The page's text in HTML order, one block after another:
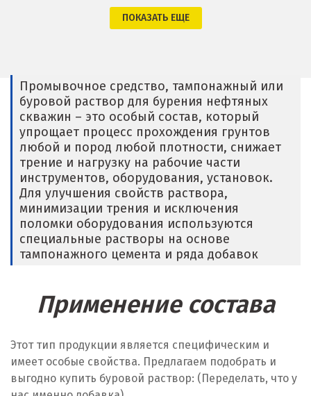
Дмитров
Долгопрудный
Домодедово
Дубна
Е
Егорьевск
Еленинка
Жуковский
ПОКАЗАТЬ ЕЩЕ
Промывочное средство, тампонажный или
буровой раствор для бурения нефтяных
скважин – это особый состав, который
упрощает процесс прохождения грунтов
любой и пород любой плотности, снижает
трение и нагрузку на рабочие части
инструментов, оборудования, установок.
Для улучшения свойств раствора,
минимизации трения и исключения
поломки оборудования используются
специальные растворы на основе
тампонажного цемента и ряда добавок
Применение состава
Этот тип продукции является специфическим и
имеет особые свойства. Предлагаем подобрать и
выгодно купить буровой раствор: (Переделать, что у